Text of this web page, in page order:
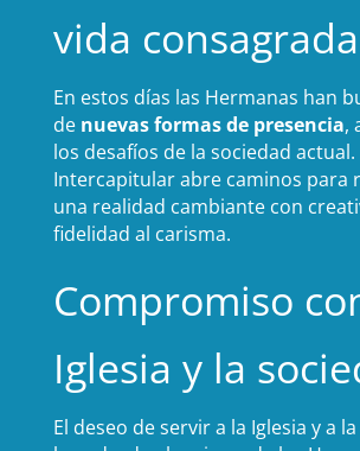
vida consagrada
En estos días las Hermanas han
de nuevas formas de presencia,
los desafíos de la sociedad actual.
Intercapitular abre caminos para
una realidad cambiante con
fidelidad al carisma.
Compromiso
Iglesia y la
El deseo de servir a la Iglesia y a